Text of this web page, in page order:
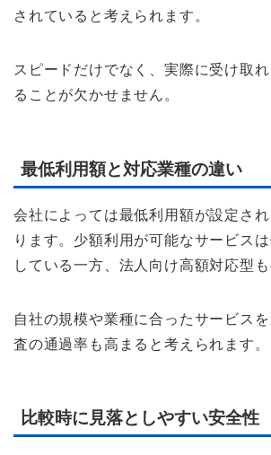
されていると考えられます。
スピードだけでなく、実際に受け取
ることが欠かせません。
最低利用額と対応業種の違い
会社によっては最低利用額が設定さ
ります。少額利用が可能なサービス
している一方、法人向け高額対応型も
自社の規模や業種に合ったサービス
査の通過率も高まると考えられます。
比較時に見落としやすい安全性